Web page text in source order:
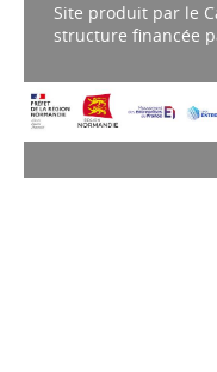
Site produit par le
structure financée